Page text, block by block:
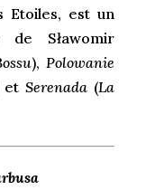
Etoiles, est un
Sławomir
),Polowanie
etSerenada (La